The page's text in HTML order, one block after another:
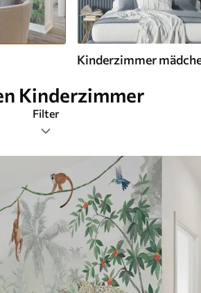
Kinderzimmer
Kinderzimmer
Filter
Tags
Bildformat
Farbpalette
Smart
Alle Filter löschen